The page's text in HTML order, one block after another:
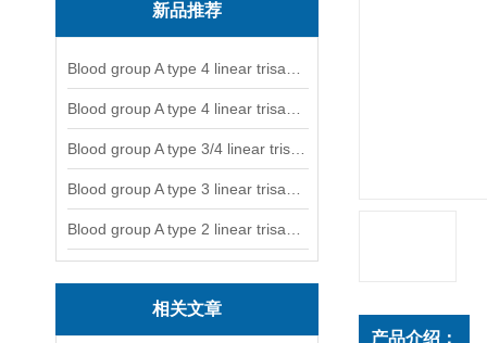
新品推荐
相关文章
产品介绍：